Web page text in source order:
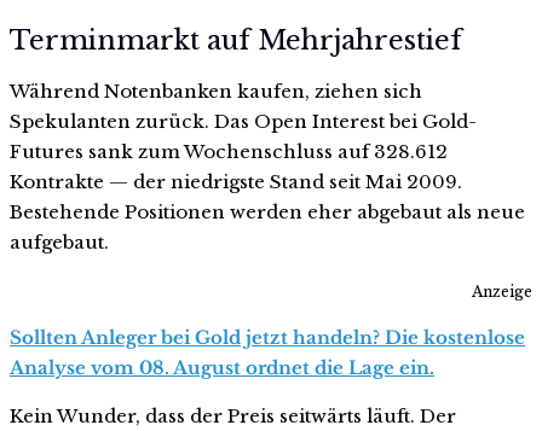
Terminmarkt auf Mehrjahrestief
Während Notenbanken kaufen, ziehen sich
Spekulanten zurück. Das Open Interest bei Gold-
Futures sank zum Wochenschluss auf 328.612
Kontrakte — der niedrigste Stand seit Mai 2009.
Bestehende Positionen werden eher abgebaut als neue
aufgebaut.
Anzeige
Sollten Anleger bei Gold jetzt handeln? Die kostenlose
Analyse vom 08. August ordnet die Lage ein.
Kein Wunder, dass der Preis seitwärts läuft. Der